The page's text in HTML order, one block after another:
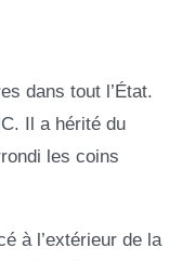
dans tout l’État.
Il a hérité du
les coins
à l’extérieur de la